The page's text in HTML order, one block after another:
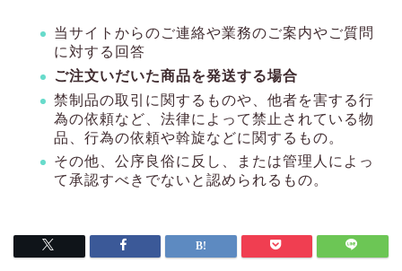
当サイトからのご連絡や業務のご案内やご質問
に対する回答
ご注文いだいた商品を発送する場合
禁制品の取引に関するものや、他者を害する行
為の依頼など、法律によって禁止されている物
品、行為の依頼や斡旋などに関するもの。
その他、公序良俗に反し、または管理人によっ
て承認すべきでないと認められるもの。